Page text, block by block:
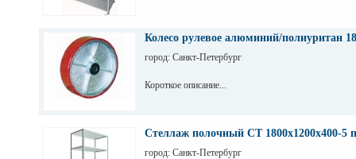
Колесо рулевое алюминий/полиуритан
город: Санкт-Петербург
Короткое описание...
Стеллаж полочный СТ 1800х1200х400-5
город: Санкт-Петербург